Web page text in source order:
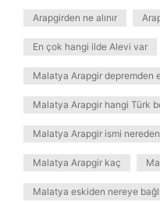
Arapgirden ne alınır
En çok hangi ilde Alevi var
Malatya Arapgir depremden
Malatya Arapgir hangi Türk
Malatya Arapgir ismi
Malatya Arapgir kaç
Malatya eskiden nereye